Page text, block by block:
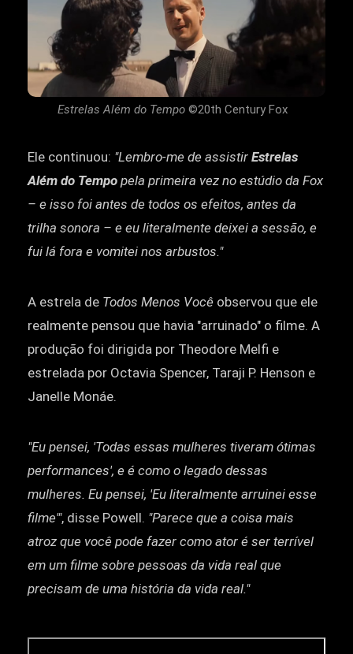
Estrelas Além do Tempo ©20th Century Fox
Ele continuou: "Lembro-me de assistir Estrelas
Além do Tempo pela primeira vez no estúdio da Fox
– e isso foi antes de todos os efeitos, antes da
trilha sonora – e eu literalmente deixei a sessão, e
fui lá fora e vomitei nos arbustos."
A estrela de Todos Menos Você observou que ele
realmente pensou que havia "arruinado" o filme. A
produção foi dirigida por Theodore Melfi e
estrelada por Octavia Spencer, Taraji P. Henson e
Janelle Monáe.
"Eu pensei, 'Todas essas mulheres tiveram ótimas
performances', e é como o legado dessas
mulheres. Eu pensei, 'Eu literalmente arruinei esse
filme'", disse Powell. "Parece que a coisa mais
atroz que você pode fazer como ator é ser terrível
em um filme sobre pessoas da vida real que
precisam de uma história da vida real."